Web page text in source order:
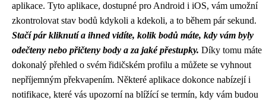
aplikace. Tyto aplikace, dostupné pro Android i iOS, vám umožní
zkontrolovat stav bodů kdykoli a kdekoli, a to během pár sekund.
Stačí pár kliknutí a ihned vidíte, kolik bodů máte, kdy vám byly
odečteny nebo přičteny body a za jaké přestupky. Díky tomu máte
dokonalý přehled o svém řidičském profilu a můžete se vyhnout
nepříjemným překvapením. Některé aplikace dokonce nabízejí i
notifikace, které vás upozorní na blížící se termín, kdy vám budou